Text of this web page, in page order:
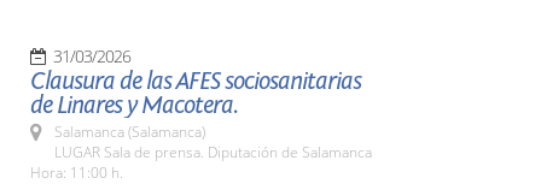
31/03/2026
Clausura de las AFES sociosanitarias
de Linares y Macotera.
Salamanca (Salamanca)
LUGAR Sala de prensa. Diputación de Salamanca
Hora: 11:00 h.